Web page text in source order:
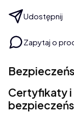
Udostępnij
Zapytaj o
Certyfikaty i